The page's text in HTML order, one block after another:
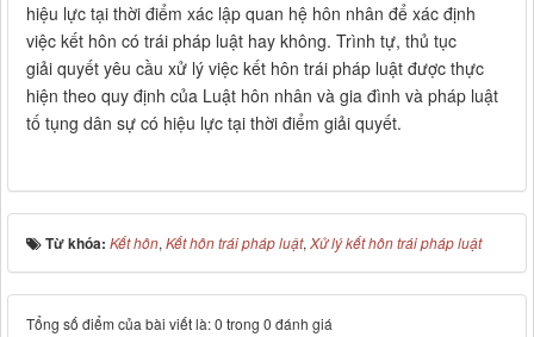
hiệu lực tại thời điểm xác lập quan hệ hôn nhân để xác định
việc kết hôn có trái pháp luật hay không. Trình tự, thủ tục
giải quyết yêu cầu xử lý việc kết hôn trái pháp luật được thực
hiện theo quy định của Luật hôn nhân và gia đình và pháp luật
tố tụng dân sự có hiệu lực tại thời điểm giải quyết.
Từ khóa: Kết hôn, Kết hôn trái pháp luật, Xử lý kết hôn trái pháp luật
Tổng số điểm của bài viết là: 0 trong 0 đánh giá